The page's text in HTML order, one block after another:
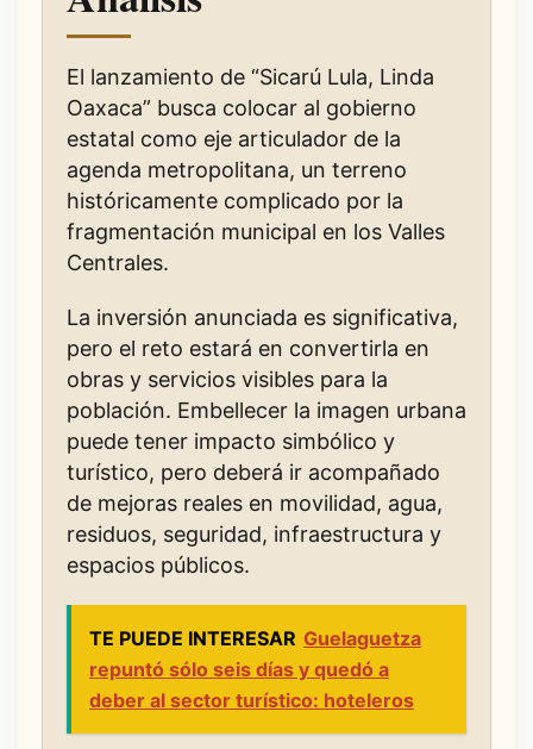
El lanzamiento de “Sicarú Lula, Linda
Oaxaca” busca colocar al gobierno
estatal como eje articulador de la
agenda metropolitana, un terreno
históricamente complicado por la
fragmentación municipal en los Valles
Centrales.
La inversión anunciada es significativa,
pero el reto estará en convertirla en
obras y servicios visibles para la
población. Embellecer la imagen urbana
puede tener impacto simbólico y
turístico, pero deberá ir acompañado
de mejoras reales en movilidad, agua,
residuos, seguridad, infraestructura y
espacios públicos.
TE PUEDE INTERESAR Guelaguetza
repuntó sólo seis días y quedó a
deber al sector turístico: hoteleros